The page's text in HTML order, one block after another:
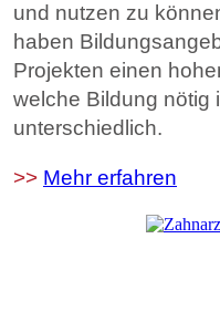
und nutzen zu
haben
Projekten einen
welche Bildung nötig
unterschiedlich.
>> Mehr erfahren